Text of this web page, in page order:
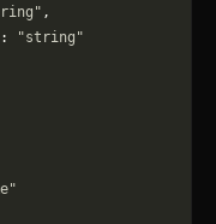
,
:
"string"